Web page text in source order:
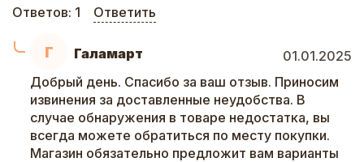
Ответов: 1 Ответить
Г Галамарт
01.01.2025
Добрый день. Спасибо за ваш отзыв. Приносим
извинения за доставленные неудобства. В
случае обнаружения в товаре недостатка, вы
всегда можете обратиться по месту покупки.
Магазин обязательно предложит вам варианты